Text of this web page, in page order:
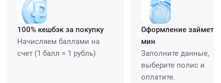
100% кешбэк за покупку
Начисляем баллами на
счет (1 балл = 1 рубль)
Оформление займет
мин
Заполните данные,
выберите полис и
оплатите.